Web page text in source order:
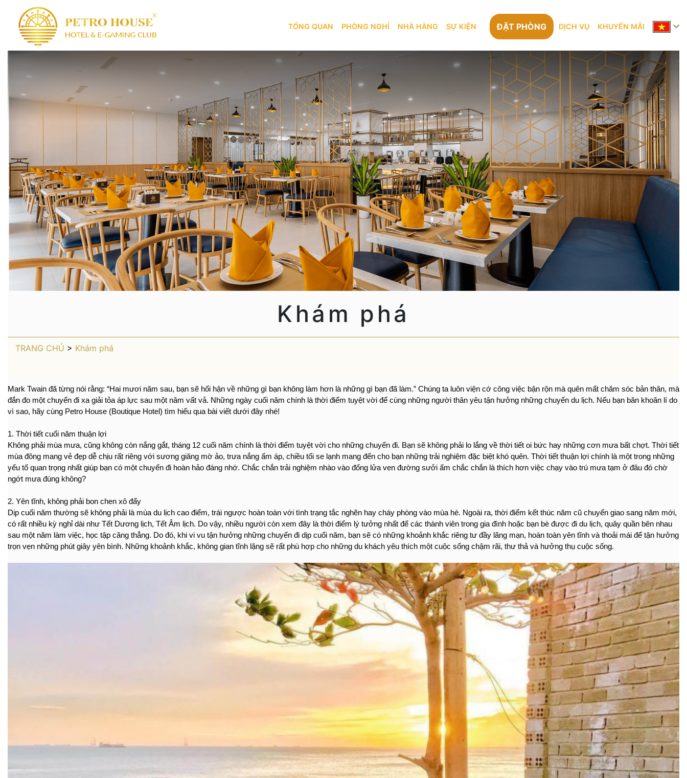
TỔNG QUAN PHÒNG NGHỈ NHÀ HÀNG SỰ KIỆN ĐẶT PHÒNG DỊCH VỤ KHUYẾN MÃI
Khám phá
TRANG CHỦ > Khám phá
Mark Twain đã từng nói rằng: “Hai mươi năm sau, bạn sẽ hối hận về những gì bạn không làm hơn là những gì bạn đã làm.” Chúng ta luôn viện cớ công việc bận rộn mà quên mất chăm sóc bản thân, mà
đắn đo một chuyến đi xa giải tỏa áp lực sau một năm vất vả. Những ngày cuối năm chính là thời điểm tuyệt vời để cùng những người thân yêu tận hưởng những chuyến du lịch. Nếu bạn băn khoăn lí do
vì sao, hãy cùng Petro House (Boutique Hotel) tìm hiểu qua bài viết dưới đây nhé!
1. Thời tiết cuối năm thuận lợi
Không phải mùa mưa, cũng không còn nắng gắt, tháng 12 cuối năm chính là thời điểm tuyệt vời cho những chuyến đi. Bạn sẽ không phải lo lắng về thời tiết oi bức hay những cơn mưa bất chợt. Thời tiết
mùa đông mang vẻ đẹp dễ chịu rất riêng với sương giăng mờ ảo, trưa nắng ấm áp, chiều tối se lạnh mang đến cho bạn những trải nghiệm đặc biệt khó quên. Thời tiết thuận lợi chính là một trong những
yếu tố quan trọng nhất giúp bạn có một chuyến đi hoàn hảo đáng nhớ. Chắc chắn trải nghiệm nhào vào đống lửa ven đường sưởi ấm chắc chắn là thích hơn việc chạy vào trú mưa tạm ở đâu đó chờ
ngớt mưa đúng không?
2. Yên tĩnh, không phải bon chen xô đẩy
Dịp cuối năm thường sẽ không phải là mùa du lịch cao điểm, trái ngược hoàn toàn với tình trạng tắc nghẽn hay cháy phòng vào mùa hè. Ngoài ra, thời điểm kết thúc năm cũ chuyển giao sang năm mới,
có rất nhiều kỳ nghỉ dài như Tết Dương lịch, Tết Âm lịch. Do vậy, nhiều người còn xem đây là thời điểm lý tưởng nhất để các thành viên trong gia đình hoặc bạn bè được đi du lịch, quây quần bên nhau
sau một năm làm việc, học tập căng thẳng. Do đó, khi vi vu tận hưởng những chuyến đi dịp cuối năm, bạn sẽ có những khoảnh khắc riêng tư đầy lãng mạn, hoàn toàn yên tĩnh và thoải mái để tận hưởng
trọn vẹn những phút giây yên bình. Những khoảnh khắc, không gian tĩnh lặng sẽ rất phù hợp cho những du khách yêu thích một cuộc sống chậm rãi, thư thả và hưởng thụ cuộc sống.
KHÁM PHÁ
PHÒNG NGHỈ
NHÀ HÀNG
BASIL RESTAURANT
SAMBAL BEER
DỊCH VỤ
GYM
CÂU LẠC BỘ TRÒ CHƠI MONACO CLUB
KHUYẾN MÃI
GIỚI THIỆU
BLOG
LIÊN HỆ
LIÊN HỆ
TUYỂN DỤNG